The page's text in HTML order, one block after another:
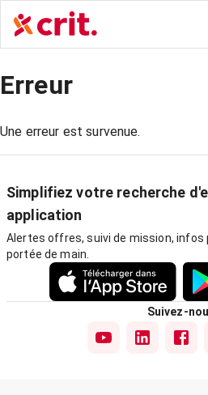
Erreur
Une erreur est survenue.
Simplifiez votre recherche
application
Alertes offres, suivi de mission,
portée de main.
Suivez-